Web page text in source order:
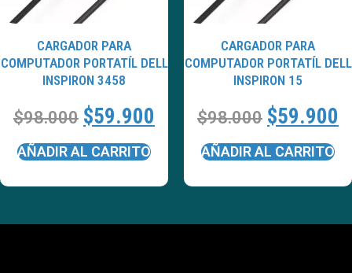
CARGADOR PARA
COMPUTADOR PORTATÍL DELL
INSPIRON 3458
$98.000 $59.900
AÑADIR AL CARRITO
CARGADOR PARA
COMPUTADOR PORTATÍL DELL
INSPIRON 15
$98.000 $59.900
AÑADIR AL CARRITO